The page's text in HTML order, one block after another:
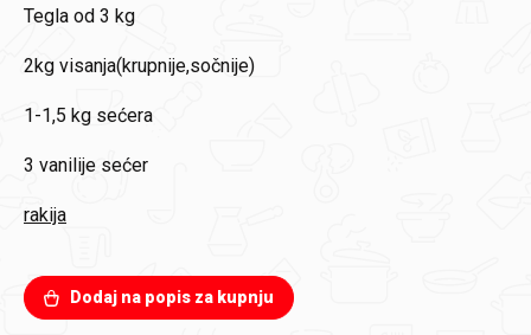
Tegla od 3 kg
2kg visanja(krupnije,sočnije)
1-1,5 kg sećera
3 vanilije sećer
rakija
Dodaj na popis za kupnju